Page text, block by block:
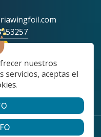
nuestros
servicios, aceptas el
de compra
los derechos reservados.